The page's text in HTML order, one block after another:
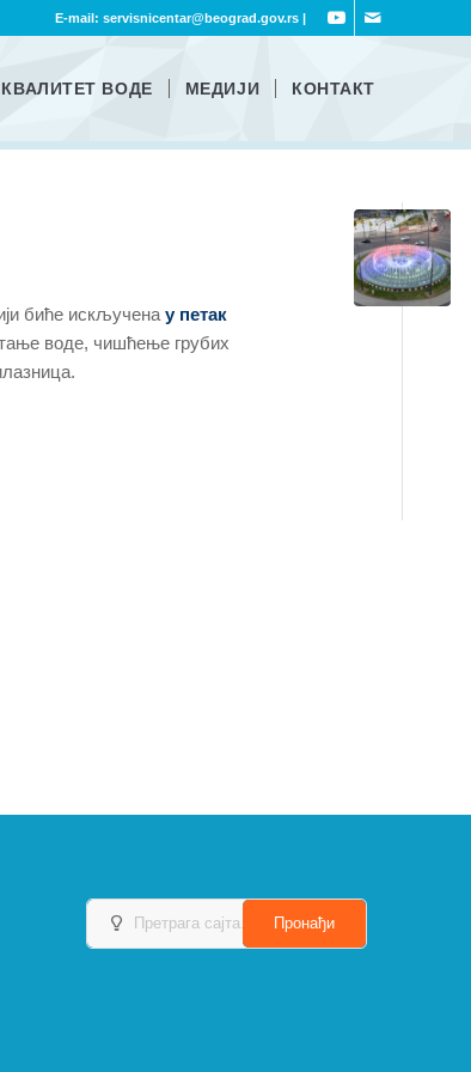
E-mail: servisnicentar@beograd.gov.rs |
КВАЛИТЕТ ВОДЕ МЕДИЈИ КОНТАКТ
биће искључена у петак
воде, чишћење грубих